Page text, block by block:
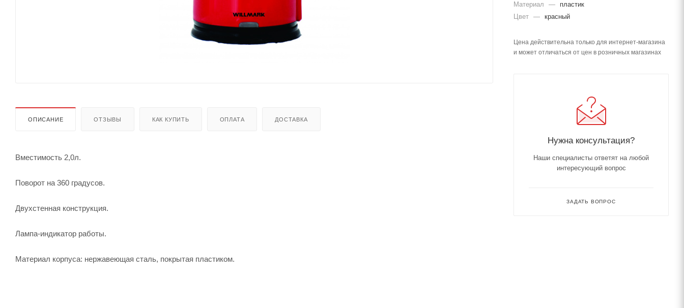
ОПИСАНИЕ ОТЗЫВЫ КАК КУПИТЬ ОПЛАТА ДОСТАВКА
Вместимость 2,0л.
Поворот на 360 градусов.
Двухстенная конструкция.
Лампа-индикатор работы.
Материал корпуса: нержавеющая сталь, покрытая пластиком.
Материал
—
пластик
Цвет — красный
Цена действительна только для интернет-магазина
и может отличаться от цен в розничных магазинах
Нужна консультация?
Наши специалисты ответят на любой
интересующий вопрос
ЗАДАТЬ ВОПРОС